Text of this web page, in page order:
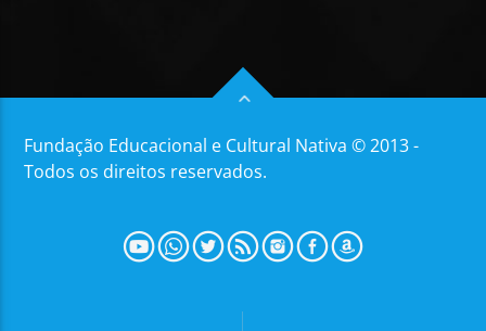
Fundação Educacional e Cultural Nativa © 2013 -
Todos os direitos reservados.